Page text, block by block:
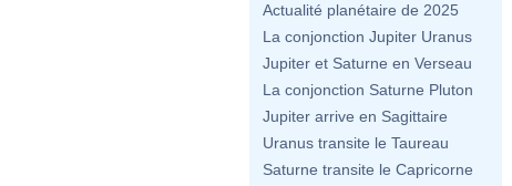
Actualité planétaire de 2025
La conjonction Jupiter Uranus
Jupiter et Saturne en Verseau
La conjonction Saturne Pluton
Jupiter arrive en Sagittaire
Uranus transite le Taureau
Saturne transite le Capricorne